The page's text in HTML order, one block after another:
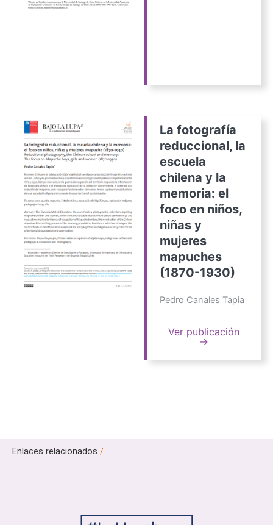
La fotografía
reduccional, la
escuela
chilena y la
memoria: el
foco en niños,
niñas y
mujeres
mapuches
(1870-1930)
Pedro Canales Tapia
Ver publicación
→
Enlaces relacionados /